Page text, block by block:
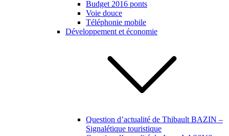
Budget 2016 ponts
Voie douce
Téléphonie mobile
Développement et économie
Question d’actualité de Thibault BAZIN –
Signalétique touristique